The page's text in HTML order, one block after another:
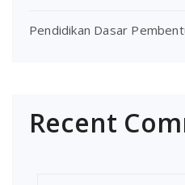
Pendidikan Dasar
Recent